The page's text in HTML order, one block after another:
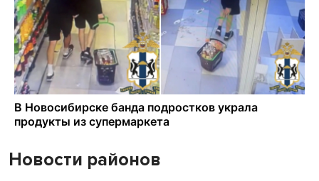
Новости районов